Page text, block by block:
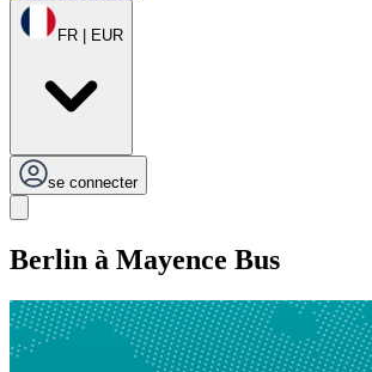
FR | EUR
se connecter
Berlin à Mayence Bus